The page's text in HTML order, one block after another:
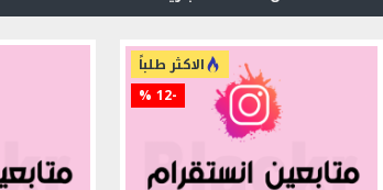
الاكثر طلباً
-12 %